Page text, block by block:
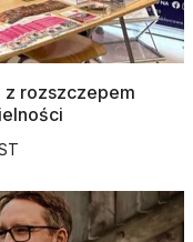
z rozszczepem